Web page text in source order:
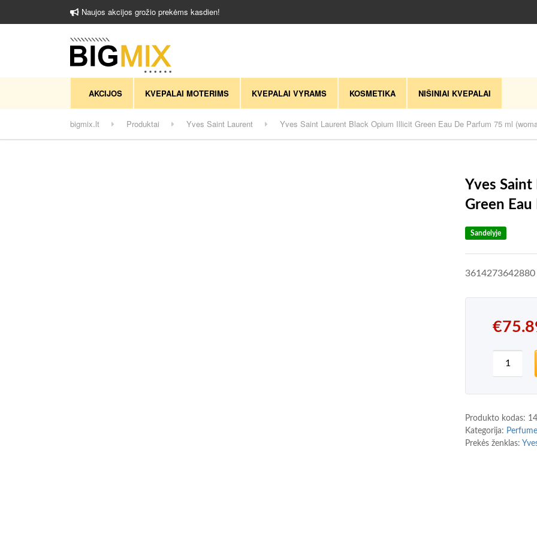
Naujos akcijos grožio prekėms kasdien!
AKCIJOS KVEPALAI MOTERIMS KVEPALAI VYRAMS KOSMETIKA NIŠINIAI KVEPALAI
bigmix.lt Produktai Yves Saint Laurent Yves Saint Laurent Black Opium Illicit Green Eau De Parfum 75 ml
Yves
Green
Sandelyje
3614273642880
€
Produkto kodas:
Kategorija:
Prekės ženklas: